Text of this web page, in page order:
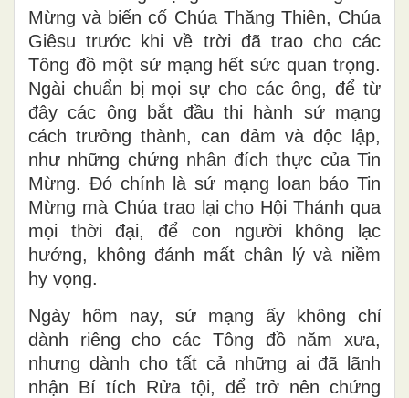
Mừng và biến cố Chúa Thăng Thiên, Chúa
Giêsu trước khi về trời đã trao cho các
Tông đồ một sứ mạng hết sức quan trọng.
Ngài chuẩn bị mọi sự cho các ông, để từ
đây các ông bắt đầu thi hành sứ mạng
cách trưởng thành, can đảm và độc lập,
như những chứng nhân đích thực của Tin
Mừng. Đó chính là sứ mạng loan báo Tin
Mừng mà Chúa trao lại cho Hội Thánh qua
mọi thời đại, để con người không lạc
hướng, không đánh mất chân lý và niềm
hy vọng.
Ngày hôm nay, sứ mạng ấy không chỉ
dành riêng cho các Tông đồ năm xưa,
nhưng dành cho tất cả những ai đã lãnh
nhận Bí tích Rửa tội, để trở nên chứng